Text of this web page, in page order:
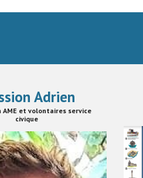
Adrien
AME et volontaires service
civique